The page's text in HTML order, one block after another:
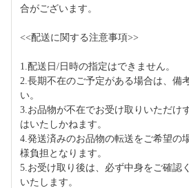
合がございます。
<<配送に関する注意事項>>
1.配送日/日時の指定はできません。
2.長期不在のご予定がある場合は、備
い。
3.お品物が不在でお受け取りいただけ
はいたしかねます。
4.発送済みのお品物の転送をご希望の
様負担となります。
5.お受け取り後は、必ず中身をご確認
いたします。